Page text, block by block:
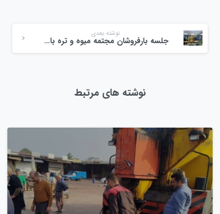
نوشته بعدی
جلسه بارفروشان مجتمه میوه و تره بار و رئیس حوزه بانک ملی رشت
نوشته های مرتبط